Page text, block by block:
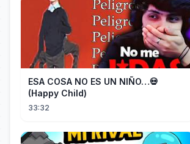
ESA COSA NO ES UN NIÑO…💀
(Happy Child)
33:32